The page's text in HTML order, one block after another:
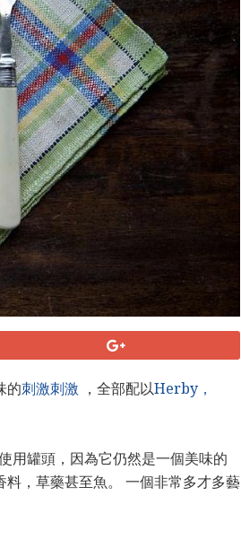
的刺激刺激 ，全部配以Herby，
用罐頭，因為它仍然是一個美味的
，草藥甚至魚。 一個非常多才多藝